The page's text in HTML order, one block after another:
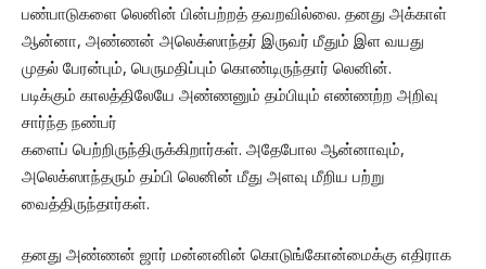
பண்பாடுகளை லெனின் பின்பற்றத் தவறவில்லை. தனது அக்காள்
ஆன்னா, அண்ணன் அலெக்ஸாந்தர் இருவர் மீதும் இள வயது
முதல் பேரன்பும், பெருமதிப்பும் கொண்டிருந்தார் லெனின்.
படிக்கும் காலத்திலேயே அண்ணனும் தம்பியும் எண்ணற்ற அறிவு
சார்ந்த நண்பர்
களைப் பெற்றிருந்திருக்கிறார்கள். அதேபோல ஆன்னாவும்,
அலெக்ஸாந்தரும் தம்பி லெனின் மீது அளவு மீறிய பற்று
வைத்திருந்தார்கள்.
தனது அண்ணன் ஜார் மன்னனின் கொடுங்கோன்மைக்கு எதிராக